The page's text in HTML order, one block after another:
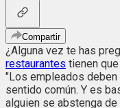
Compartir
¿Alguna vez te has
restaurantes tienen
"Los empleados
sentido común. Y es
alguien se abstenga